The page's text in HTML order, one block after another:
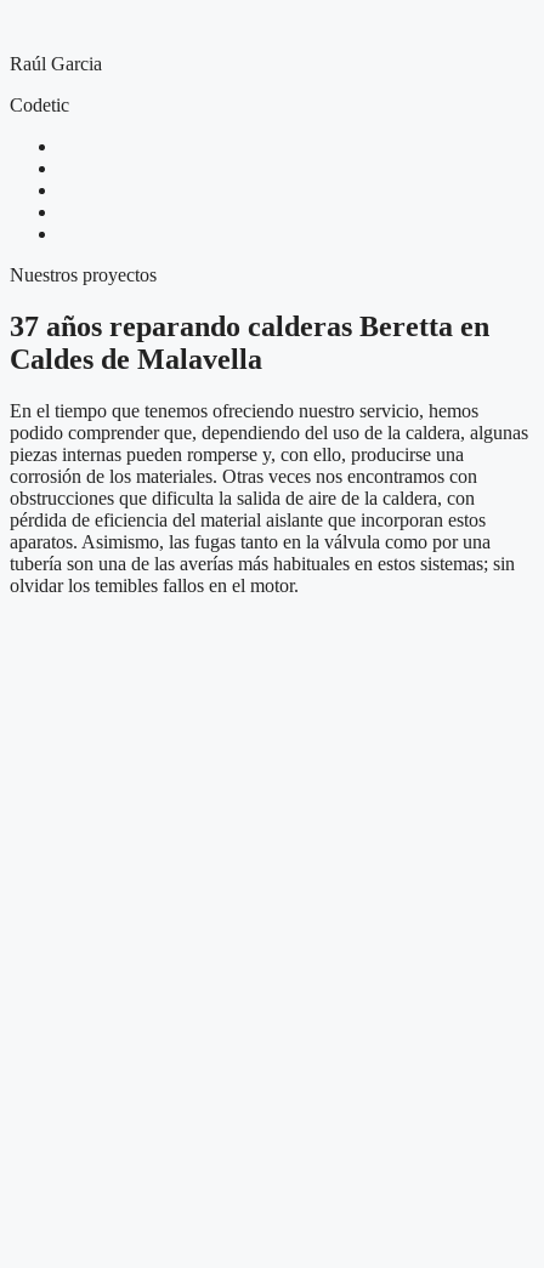
Raúl Garcia
Codetic
Nuestros proyectos
37 años reparando calderas Beretta en
Caldes de Malavella
En el tiempo que tenemos ofreciendo nuestro servicio, hemos
podido comprender que, dependiendo del uso de la caldera, algunas
piezas internas pueden romperse y, con ello, producirse una
corrosión de los materiales. Otras veces nos encontramos con
obstrucciones que dificulta la salida de aire de la caldera, con
pérdida de eficiencia del material aislante que incorporan estos
aparatos. Asimismo, las fugas tanto en la válvula como por una
tubería son una de las averías más habituales en estos sistemas; sin
olvidar los temibles fallos en el motor.